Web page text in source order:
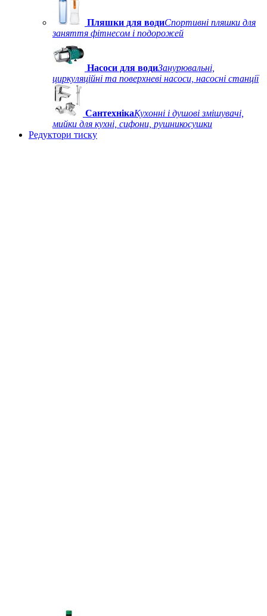
Пляшки для водиСпортивні пляшки для
заняття фітнесом і подорожей
Насоси для водиЗанурювальні,
циркуляційні та поверхневі насоси, насосні станції
СантехнікаКухонні і душові змішувачі,
мийки для кухні, сифони, рушникосушки
Редуктори тиску